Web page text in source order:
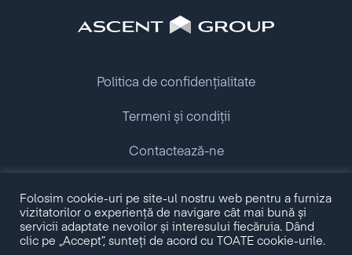
Copyright © 2009 - 2026 Ascent Group.
All rights reserved.
Politica de confidențialitate
Termeni și condiții
Contactează-ne
Folosim cookie-uri pe site-ul nostru web pentru a furniza
vizitatorilor o experiență de navigare cât mai bună și
servicii adaptate nevoilor și interesului fiecăruia. Dând
clic pe „Accept”, sunteți de acord cu TOATE cookie-urile.